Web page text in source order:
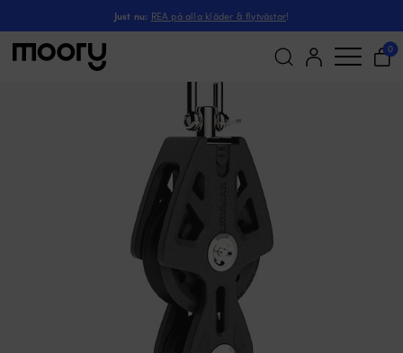
Just nu: REA på alla kläder & flytvästar!
0
(1)